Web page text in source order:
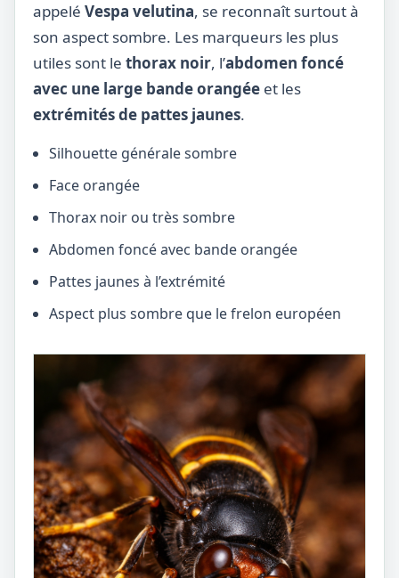
appelé Vespa velutina, se reconnaît surtout à
son aspect sombre. Les marqueurs les plus
utiles sont le thorax noir, l’abdomen foncé
avec une large bande orangée et les
extrémités de pattes jaunes.
Silhouette générale sombre
Face orangée
Thorax noir ou très sombre
Abdomen foncé avec bande orangée
Pattes jaunes à l’extrémité
Aspect plus sombre que le frelon européen